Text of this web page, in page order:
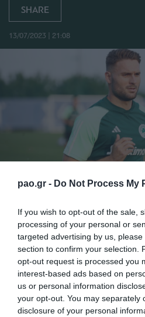
pao.gr - Do Not Process My
If you wish to opt-out of the sale,
processing of your personal or
targeted advertising by us,
section to confirm your selection.
opt-out request is processed you
interest-based ads based on
us or personal information
your opt-out. You may separately
disclosure of your personal
SHARE
13/07/2023 | 21:08
Την τελευταία προπόνηση
φιλικό στην Αθήνα
την Πέμπτη το απόγευμα
Νικολαΐδης».